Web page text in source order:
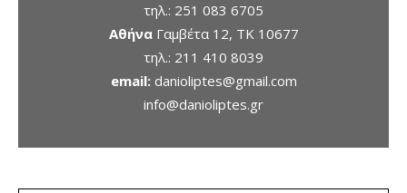
τηλ.: 251 083 6705
ΑθήναΓαμβέτα 12, ΤΚ 10677
τηλ.: 211 410 8039
email: danioliptes@gmail.com
info@danioliptes.gr